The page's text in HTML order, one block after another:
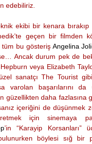
edebiliriz.
ekibi bir kenara bırakıp
geçen bir filmden
tüm bu gösteriş Angelina
Ancak durum pek de
veya Elizabeth
sanatçı The Tourist
varolan başarılarını da
güzellikten daha fazlasına
içeriğini de düşünmek
için sinemaya
’in “Karayip Korsanları”
böylesi sığ bir